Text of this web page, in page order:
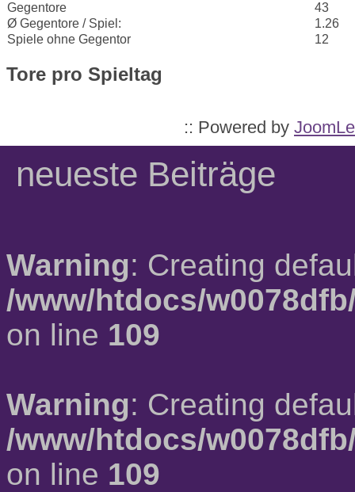
Gegentore
43
Ø Gegentore / Spiel:
1.26
Spiele ohne Gegentor
12
Tore pro Spieltag
:: Powered by
neueste Beiträge
Warning: Creating
/www/htdocs/
on line 109
Warning: Creating
/www/htdocs/
on line 109